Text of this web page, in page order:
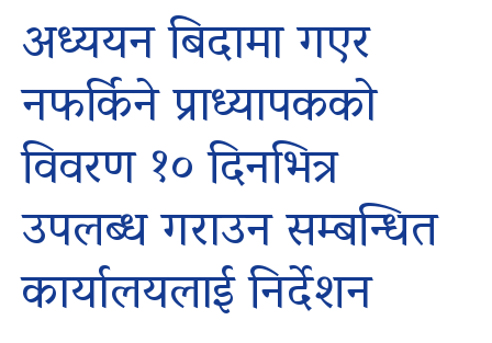
अध्ययन बिदामा गएर
नफर्किने प्राध्यापकको
विवरण १० दिनभित्र
उपलब्ध गराउन सम्बन्धित
कार्यालयलाई निर्देशन